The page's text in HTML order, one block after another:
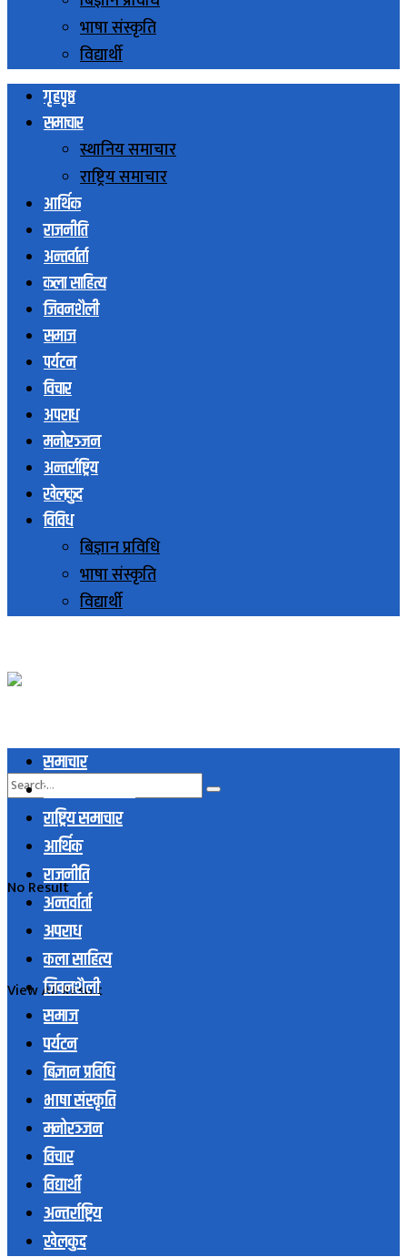
भाषा संस्कृति
विद्यार्थी
गृहपृष्ठ
समाचार
स्थानिय समाचार
राष्ट्रिय समाचार
आर्थिक
राजनीति
अन्तर्वार्ता
कला साहित्य
जिवनशैली
समाज
पर्यटन
विचार
अपराध
मनोरञ्जन
अन्तर्राष्ट्रिय
खेलकुद
विविध
बिज्ञान प्रविधि
भाषा संस्कृति
विद्यार्थी
No Result
View All Result
समाचार
स्थानिय समाचार
राष्ट्रिय समाचार
आर्थिक
राजनीति
अन्तर्वार्ता
अपराध
कला साहित्य
जिवनशैली
समाज
पर्यटन
बिज्ञान प्रविधि
भाषा संस्कृति
मनोरञ्जन
विचार
विद्यार्थी
अन्तर्राष्ट्रिय
खेलकुद